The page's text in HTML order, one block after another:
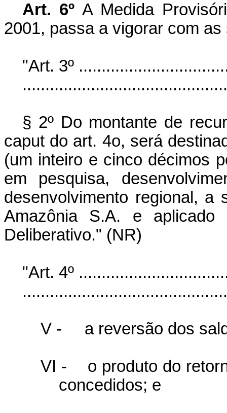
Art. 6º A Medida
2001, passa a vigorar com
"Art. 3º
§ 2º Do montante de
caput do art. 4o, será
(um inteiro e cinco décimos
em pesquisa,
desenvolvimento regional, a
Amazônia S.A. e aplicado
Deliberativo." (NR)
"Art. 4º
V - a reversão dos
VI -
o produto do
concedidos; e